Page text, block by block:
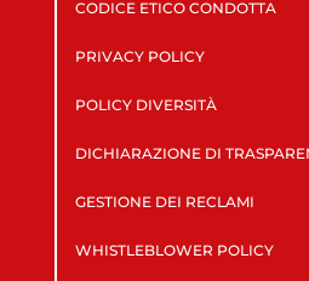
CODICE ETICO CONDOTTA
PRIVACY POLICY
POLICY DIVERSITÀ
DICHIARAZIONE DI
GESTIONE DEI RECLAMI
WHISTLEBLOWER POLICY